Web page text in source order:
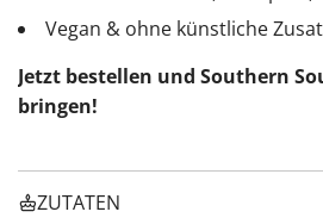
Vegan & ohne künstliche
Jetzt bestellen und Southern
bringen!
ZUTATEN